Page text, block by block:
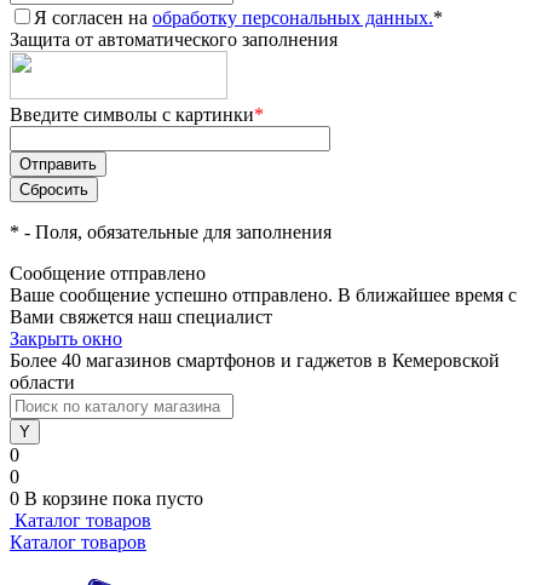
Я согласен на обработку персональных данных.*
Защита от автоматического заполнения
Введите символы с картинки*
* - Поля, обязательные для заполнения
Сообщение отправлено
Ваше сообщение успешно отправлено. В ближайшее время с
Вами свяжется наш специалист
Закрыть окно
Более 40 магазинов смартфонов и гаджетов в Кемеровской
области
0
0
0 В корзине пока пусто
Каталог товаров
Каталог товаров